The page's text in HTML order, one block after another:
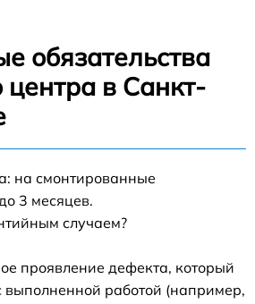
обязательства
центра в Санкт-
на смонтированные
3 месяцев.
случаем?
проявление дефекта, который
выполненной работой (например,